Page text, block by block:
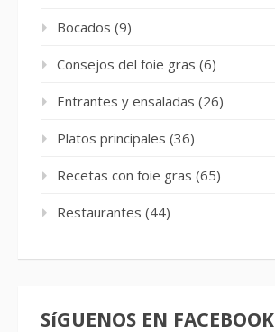
Bocados (9)
Consejos del foie gras (6)
Entrantes y ensaladas (26)
Platos principales (36)
Recetas con foie gras (65)
Restaurantes (44)
SíGUENOS EN FACEBOOK